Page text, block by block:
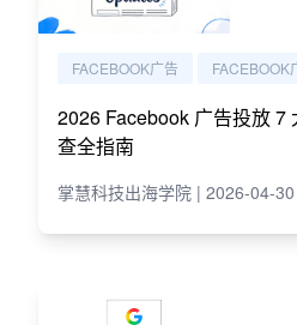
FACEBOOK广告 FACEBOOK
2026 Facebook 广告投放 7
查全指南
掌慧科技出海学院 | 2026-04-30